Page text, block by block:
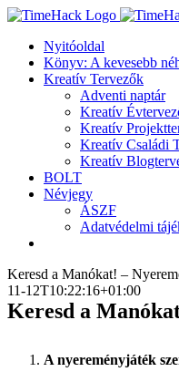
Kihagyás
Nyitóoldal
Könyv: A kevesebb
Kreatív Tervezők
Adventi naptár
Kreatív
Kreatív
Kreatív Családi
Kreatív
BOLT
Névjegy
ÁSZF
Adatvédelmi
Keresd a Manókat! –
11-12T10:22:16+01:00
Keresd a
A nyereményjáték